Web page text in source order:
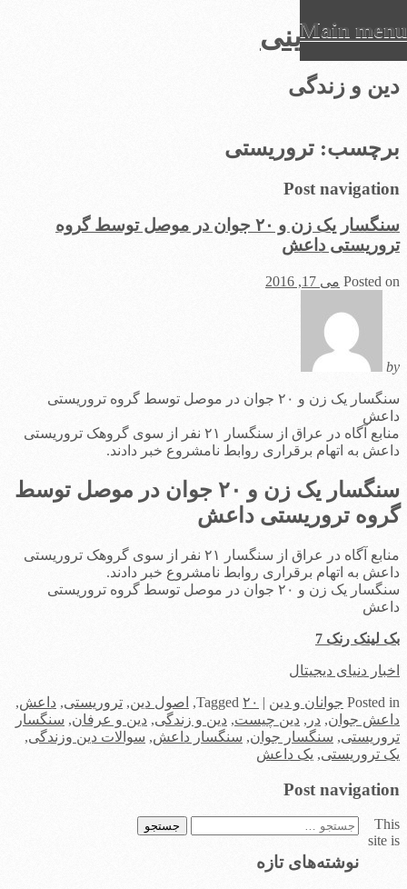
عرفان دینی
دین و زندگی
Main menu
to
content
برچسب: تروریستی
Post navigation
سنگسار یک زن و ۲۰ جوان در موصل توسط گروه
تروریستی داعش
Posted on می 17, 2016
by
سنگسار یک زن و ۲۰ جوان در موصل توسط گروه تروریستی
داعش
منابع آگاه در عراق از سنگسار ۲۱ نفر از سوی گروهک تروریستی
داعش به اتهام برقراری روابط نامشروع خبر دادند.
سنگسار یک زن و ۲۰ جوان در موصل توسط
گروه تروریستی داعش
منابع آگاه در عراق از سنگسار ۲۱ نفر از سوی گروهک تروریستی
داعش به اتهام برقراری روابط نامشروع خبر دادند.
سنگسار یک زن و ۲۰ جوان در موصل توسط گروه تروریستی
داعش
بک لینک رنک 7
اخبار دنیای دیجیتال
Posted in جوانان و دین |
Tagged ۲۰ , اصول دین, تروریستی, داعش,
داعش جوان, در , دین چیست, دین و زندگی, دین و عرفان, سنگسار
تروریستی, سنگسار جوان, سنگسار داعش, سوالات دین وزندگی,
یک تروریستی, یک داعش
Post navigation
جستجو
نوشته‌های تازه
This
site is